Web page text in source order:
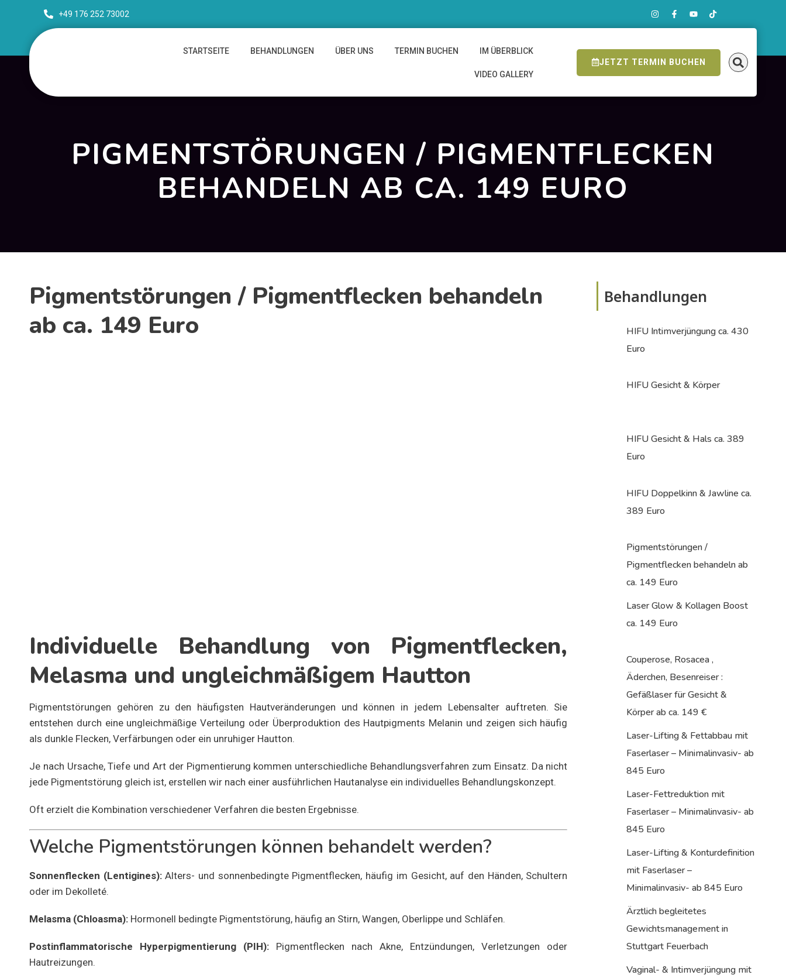
+49 176 252 73002
STARTSEITE BEHANDLUNGEN ÜBER UNS TERMIN BUCHEN IM ÜBERBLICK
VIDEO GALLERY
JETZT TERMIN BUCHEN
PIGMENTSTÖRUNGEN / PIGMENTFLECKEN
BEHANDELN AB CA. 149 EURO
Pigmentstörungen / Pigmentflecken behandeln
ab ca. 149 Euro
Individuelle Behandlung von Pigmentflecken,
Melasma und ungleichmäßigem Hautton
Pigmentstörungen gehören zu den häufigsten Hautveränderungen und können in jedem Lebensalter auftreten. Sie
entstehen durch eine ungleichmäßige Verteilung oder Überproduktion des Hautpigments Melanin und zeigen sich häufig
als dunkle Flecken, Verfärbungen oder ein unruhiger Hautton.
Je nach Ursache, Tiefe und Art der Pigmentierung kommen unterschiedliche Behandlungsverfahren zum Einsatz. Da nicht
jede Pigmentstörung gleich ist, erstellen wir nach einer ausführlichen Hautanalyse ein individuelles Behandlungskonzept.
Oft erzielt die Kombination verschiedener Verfahren die besten Ergebnisse.
Welche Pigmentstörungen können behandelt werden?
Sonnenflecken (Lentigines):Alters- und sonnenbedingte Pigmentflecken, häufig im Gesicht, auf den Händen, Schultern
oder im Dekolleté.
Melasma (Chloasma): Hormonell bedingte Pigmentstörung, häufig an Stirn, Wangen, Oberlippe und Schläfen.
Postinflammatorische Hyperpigmentierung (PIH): Pigmentflecken nach Akne, Entzündungen, Verletzungen oder
Hautreizungen.
Behandlungen
HIFU Intimverjüngung ca. 430
Euro
HIFU Gesicht & Körper
HIFU Gesicht & Hals ca. 389
Euro
HIFU Doppelkinn & Jawline ca.
389 Euro
Pigmentstörungen /
Pigmentflecken behandeln ab
ca. 149 Euro
Laser Glow & Kollagen Boost
ca. 149 Euro
Couperose, Rosacea ,
Äderchen, Besenreiser :
Gefäßlaser für Gesicht &
Körper ab ca. 149 €
Laser-Lifting & Fettabbau mit
Faserlaser – Minimalinvasiv- ab
845 Euro
Laser-Fettreduktion mit
Faserlaser – Minimalinvasiv- ab
845 Euro
Laser-Lifting & Konturdefinition
mit Faserlaser –
Minimalinvasiv- ab 845 Euro
Ärztlich begleitetes
Gewichtsmanagement in
Stuttgart Feuerbach
Vaginal- & Intimverjüngung mit